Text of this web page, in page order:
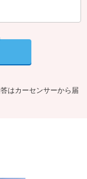
はカーセンサーから届